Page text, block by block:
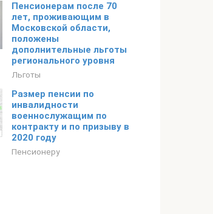
Пенсионерам после 70
лет, проживающим в
Московской области,
положены
дополнительные льготы
регионального уровня
Льготы
Размер пенсии по
инвалидности
военнослужащим по
контракту и по призыву в
2020 году
Пенсионеру